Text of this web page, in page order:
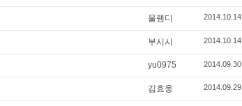
울램디 2014.10.14
부시시 2014.10.14
yu0975 2014.09.30
김효웅 2014.09.29